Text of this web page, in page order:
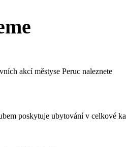
akcí městyse Peruc naleznete
poskytuje ubytování v celkové